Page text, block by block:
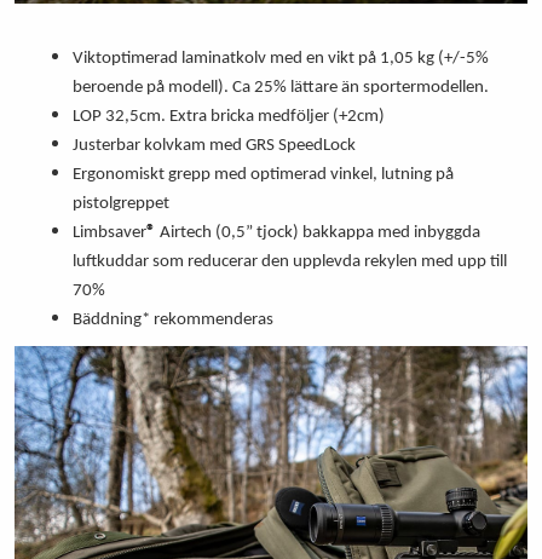
Viktoptimerad laminatkolv med en vikt på 1,05 kg (+/-5%
beroende på modell). Ca 25% lättare än sportermodellen.
LOP 32,5cm. Extra bricka medföljer (+2cm)
Justerbar kolvkam med GRS SpeedLock
Ergonomiskt grepp med optimerad vinkel, lutning på
pistolgreppet
Limbsaver® Airtech (0,5” tjock) bakkappa med inbyggda
luftkuddar som reducerar den upplevda rekylen med upp till
70%
Bäddning* rekommenderas